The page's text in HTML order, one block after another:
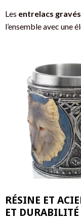
Les entrelacs gravés
l’ensemble avec une
RÉSINE ET
ET DURABILITÉ